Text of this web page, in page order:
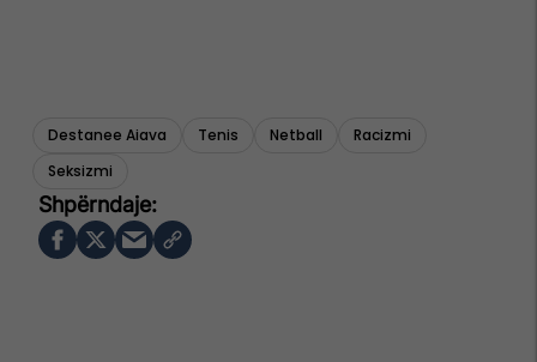
Destanee Aiava Tenis Netball
Racizmi
Seksizmi